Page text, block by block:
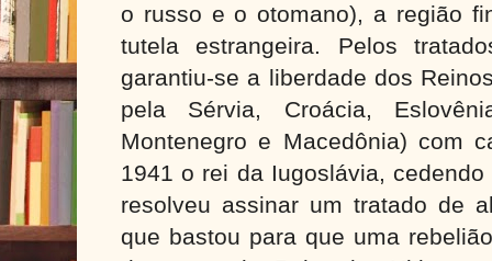
o russo e o otomano), a região
tutela estrangeira. Pelos
garantiu-se a liberdade dos
pela Sérvia, Croácia,
Montenegro e Macedônia) com
1941 o rei da Iugoslávia,
resolveu assinar um tratado de
que bastou para que uma